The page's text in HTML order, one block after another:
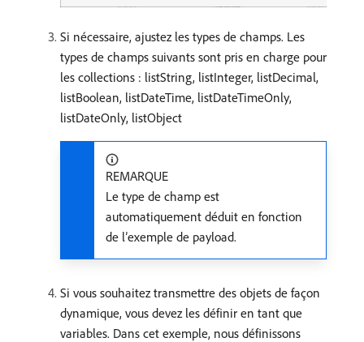
Si nécessaire, ajustez les types de champs. Les
types de champs suivants sont pris en charge pour
les collections : listString, listInteger, listDecimal,
listBoolean, listDateTime, listDateTimeOnly,
listDateOnly, listObject
REMARQUE
Le type de champ est
automatiquement déduit en fonction
de l’exemple de payload.
Si vous souhaitez transmettre des objets de façon
dynamique, vous devez les définir en tant que
variables. Dans cet exemple, nous définissons